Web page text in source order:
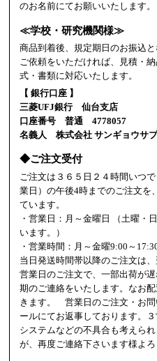
のお名前にてお願いいたします。
≪学校・研究機関様≫
商品到着後、規定期日のお振込
ご依頼をいただければ、見積・
式・書類に対応いたします。
【 銀行口座 】
三菱UFJ銀行 仙台支店
口座番号 普通 4778057
名義人 株式会社 サンギョウサ
◆ご注文受付
ご注文は３６５日２４時間いつ
業日）の午後4時までのご注文を
ています。
・営業日：月～金曜日 （土曜・
います。）
・営業時間：月～金曜9:00～
当日発送時間帯以降のご注文は
営業日のご注文で、一部出荷が
期のご連絡をいたします。なお
きます。 営業日のご注文・お問
ールにてお返事しております。
システムなどの不具合も考えら
が、再度ご連絡下さいます様よろ